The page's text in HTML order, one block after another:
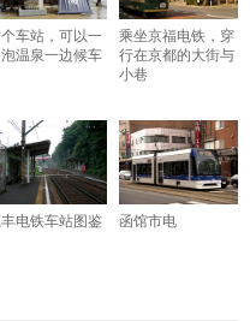
车站，可以一
温泉一边候车
乘坐京福电铁，穿
行在京都的大街与
小巷
电铁车站图鉴 函馆市电